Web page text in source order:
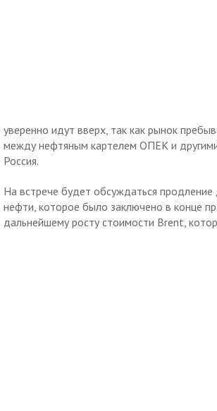
уверенно идут вверх, так как рынок
между нефтяным картелем ОПЕК и
Россия.
На встрече будет обсуждаться
нефти, которое было заключено в конце
дальнейшему росту стоимости Brent,